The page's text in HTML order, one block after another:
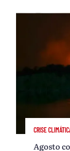
CRISE
Agosto